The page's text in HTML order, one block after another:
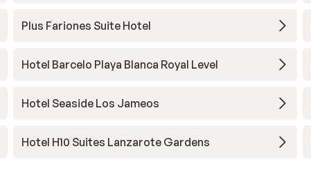
Plus Fariones Suite Hotel
Hotel Barcelo Playa Blanca Royal Level
Hotel Seaside Los Jameos
Hotel H10 Suites Lanzarote Gardens